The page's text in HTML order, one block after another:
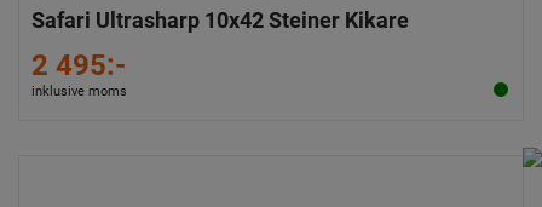
Safari Ultrasharp 10x42 Steiner Kikare
2 495:-
inklusive moms